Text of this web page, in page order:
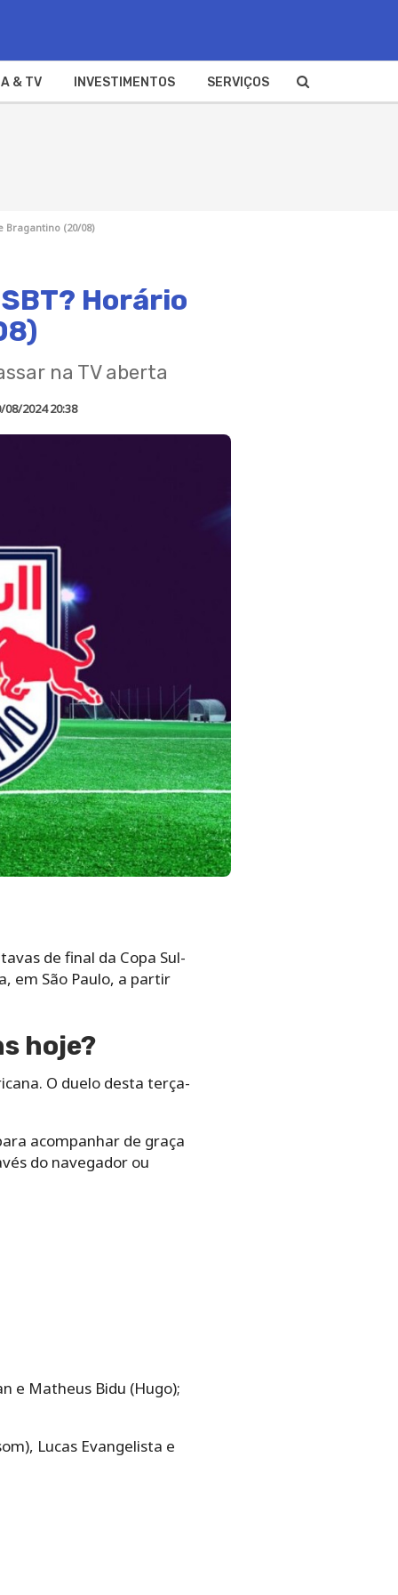
& TV INVESTIMENTOS SERVIÇOS
Bragantino (20/08)
Horário
na TV aberta
08/2024 20:38
de final da Copa Sul-
em São Paulo, a partir
hoje?
O duelo desta terça-
acompanhar de graça
do navegador ou
e Matheus Bidu (Hugo);
Lucas Evangelista e